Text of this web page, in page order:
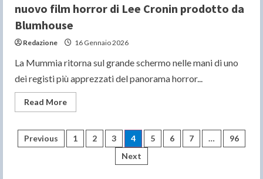
nuovo film horror di Lee Cronin prodotto da
Blumhouse
Redazione 16 Gennaio 2026
La Mummia ritorna sul grande schermo nelle mani di uno
dei registi più apprezzati del panorama horror...
Read MoreRead
more
MUMMIA:
ecco
le
Paginazione
Previous 1 2 3 4 5 6 7 …
96
Next